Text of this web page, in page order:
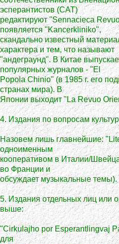
эсперантистов (САТ)
редактируют "Sennacieca
появляется "Kancerkliniko",
скандально известный
характера и тем, что называют
"андеграунд". В Китае
популярных журналов - "El
Popola Chinio" (в 1985 г. его
странах мира). В
Японии выходит "La Revuo
4. Издания по вопросам
Назовем лишь главнейшие:
одноименным
кооперативом в Италии/
во Франции и
обсуждает музыкальные темы).
5. Издания отдельных лиц или
выше:
"Cirkulajho por Esperantlingvaj
для